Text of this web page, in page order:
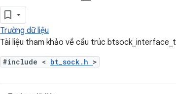
Trường dữ liệu
Tài liệu tham khảo về cấu trúc btsock_interface_t
#include < bt_sock.h >